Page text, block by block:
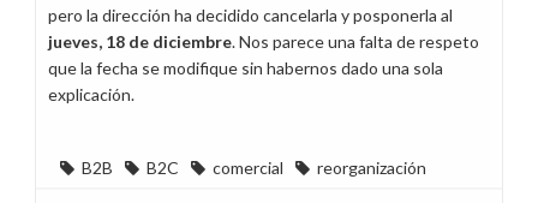
pero la dirección ha decidido cancelarla y posponerla al
jueves, 18 de diciembre. Nos parece una falta de respeto
que la fecha se modifique sin habernos dado una sola
explicación.
B2B B2C comercial reorganización